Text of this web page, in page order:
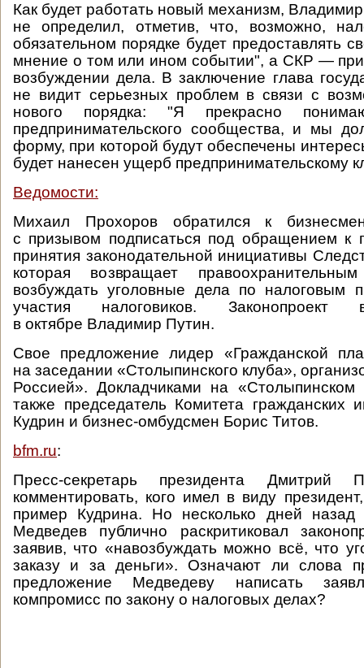
Как будет работать новый механизм,
не определил, отметив, что, возможно,
обязательном порядке будет предоставлять
мнение о том или ином событии", а СКР —
возбуждении дела. В заключение глава
не видит серьезных проблем в связи с
нового порядка: "Я прекрасно
предпринимательского сообщества, и мы
форму, при которой будут обеспечены
будет нанесен ущерб предпринимательскому
Ведомости:
Михаил Прохоров обратился к
с призывом подписаться под обращением к
принятия законодательной инициативы
которая возвращает
возбуждать уголовные дела по налоговым
участия налоговиков.
в октябре Владимир Путин.
Свое предложение лидер «Гражданской
на заседании «Столыпинского клуба»,
Россией». Докладчиками на «Столыпинском
также председатель Комитета гражданских
Кудрин и бизнес-омбудсмен Борис Титов.
bfm.ru:
Пресс-секретарь президента Дмитрий
комментировать, кого имел в виду
пример Кудрина. Но несколько дней
Медведев публично раскритиковал
заявив, что «навозбуждать можно всё, что
заказу и за деньги». Означают ли слова
предложение Медведеву написать
компромисс по закону о налоговых делах?